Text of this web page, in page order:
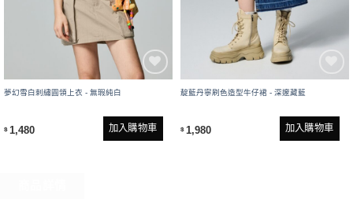
夢幻雪白刺繡圓領上衣 - 無瑕純白
$ 1,480 加入購物車
靛藍丹寧刷色造型牛仔裙 - 深邃藏藍
$ 1,980 加入購物車